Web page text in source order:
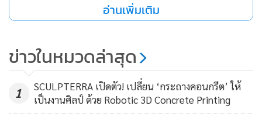
แบรนด์ และปิดท้ายด้วย คุณวรวิทย์ ศิริพากย์ ผู้ก่อตั้งแบรนด์
และต่างประเทศ
อ่านเพิ่มเติม
ข่าวในหมวดล่าสุด
1
SCULPTERRA เปิดตัว! เปลี่ยน ‘กระถางคอนกรีต’ ให้
เป็นงานศิลป์ ด้วย Robotic 3D Concrete Printing